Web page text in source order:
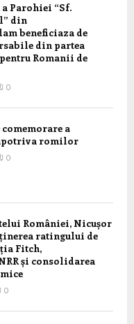
Parohiei “Sf.
din
beneficiaza de
din partea
Romanii de
0
a
romilor
0
României, Nicușor
ratingului de
Fitch,
și consolidarea
0